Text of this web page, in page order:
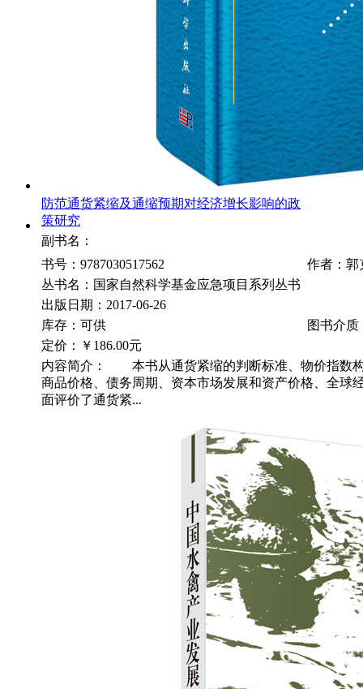
防范通货紧缩及通缩预期对经济增长影响的政
策研究
副书名：
书号：9787030517562
作者：郭
丛书名：国家自然科学基金应急项目系列丛书
出版日期：2017-06-26
库存：可供
图书介质
定价：
￥186.00元
内容简介： 本书从通货紧缩的判断标准、物价指数
商品价格、债务周期、资本市场发展和资产价格、全球
面评价了通货紧...